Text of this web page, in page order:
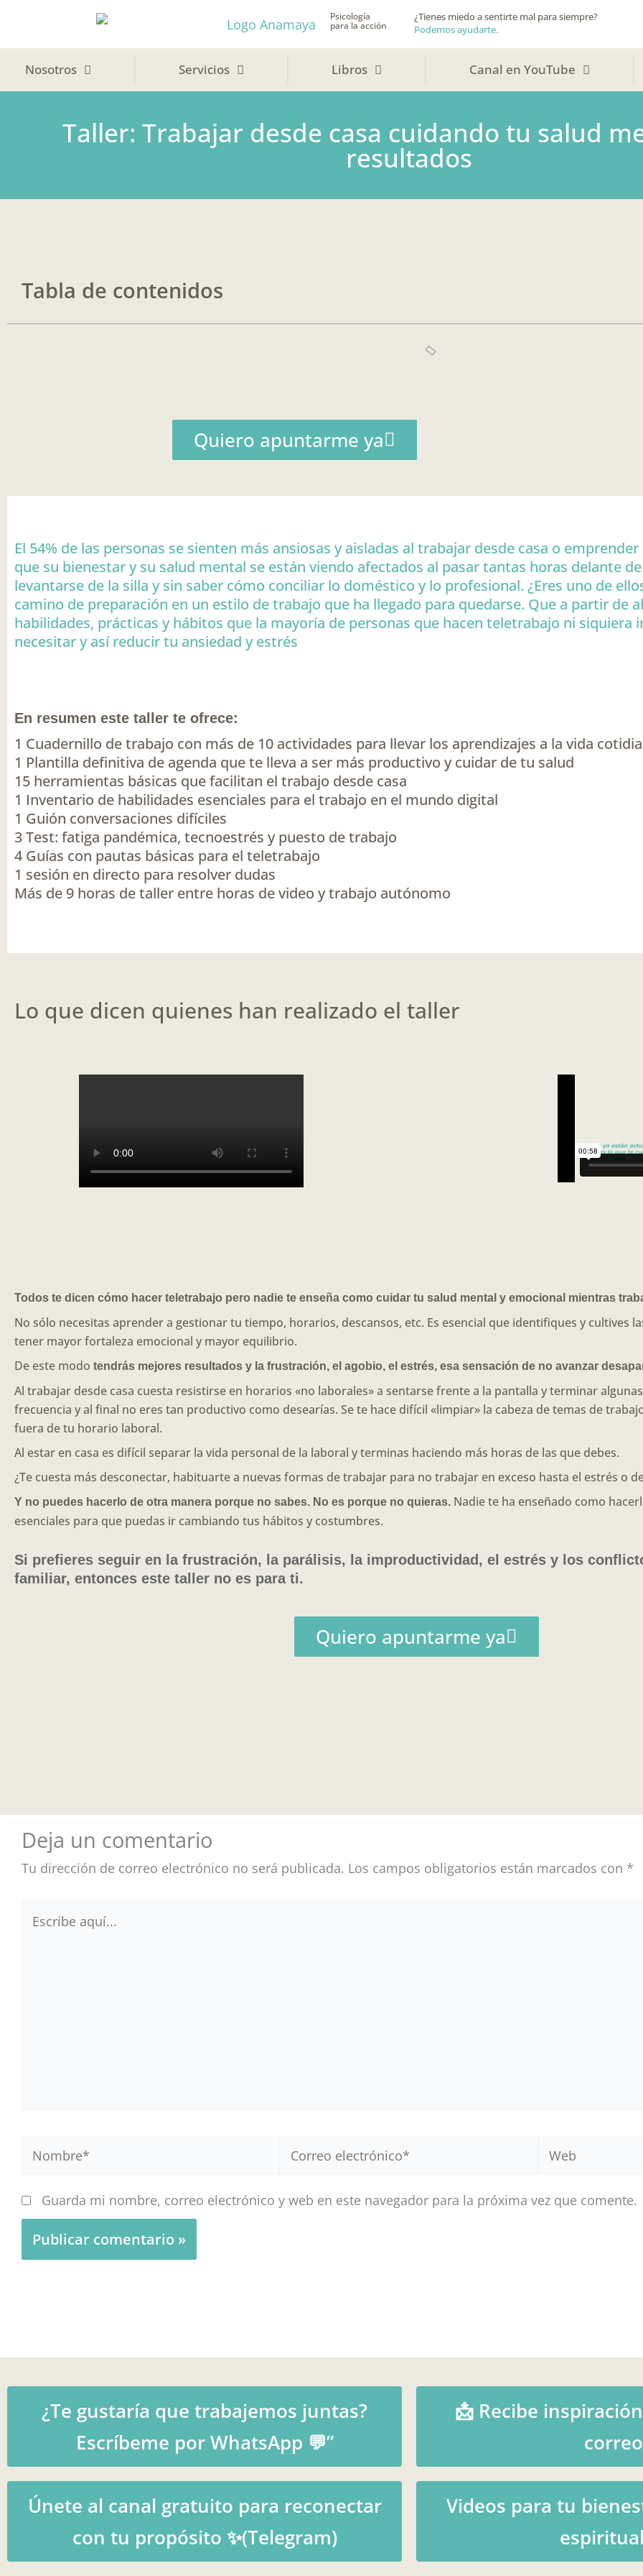
Psicología
para la acción
¿Tienes miedo a sentirte mal para siempre?
Podemos ayudarte.
Nosotros Servicios Libros Canal en YouTube
Taller: Trabajar desde casa cuidando tu salud
resultados
Tabla de contenidos
Quiero apuntarme ya
El 54% de las personas se sienten más ansiosas y aisladas al trabajar desde casa o emprender
que su bienestar y su salud mental se están viendo afectados al pasar tantas horas delante
levantarse de la silla y sin saber cómo conciliar lo doméstico y lo profesional. ¿Eres uno de
camino de preparación en un estilo de trabajo que ha llegado para quedarse. Que a partir de
habilidades, prácticas y hábitos que la mayoría de personas que hacen teletrabajo ni siquiera
necesitar y así reducir tu ansiedad y estrés
En resumen este taller te ofrece:
1 Cuadernillo de trabajo con más de 10 actividades para llevar los aprendizajes a la vida
1 Plantilla definitiva de agenda que te lleva a ser más productivo y cuidar de tu salud
15 herramientas básicas que facilitan el trabajo desde casa
1 Inventario de habilidades esenciales para el trabajo en el mundo digital
1 Guión conversaciones difíciles
3 Test: fatiga pandémica, tecnoestrés y puesto de trabajo
4 Guías con pautas básicas para el teletrabajo
1 sesión en directo para resolver dudas
Más de 9 horas de taller entre horas de video y trabajo autónomo
Lo que dicen quienes han realizado el taller
Todos te dicen cómo hacer teletrabajo pero nadie te enseña como cuidar tu salud mental y emocional mientras
No sólo necesitas aprender a gestionar tu tiempo, horarios, descansos, etc. Es esencial que identifiques y cultives
tener mayor fortaleza emocional y mayor equilibrio.
De este modo tendrás mejores resultados y la frustración, el agobio, el estrés, esa sensación de no avanzar
Al trabajar desde casa cuesta resistirse en horarios «no laborales» a sentarse frente a la pantalla y terminar
frecuencia y al final no eres tan productivo como desearías. Se te hace difícil «limpiar» la cabeza de temas de
fuera de tu horario laboral.
Al estar en casa es difícil separar la vida personal de la laboral y terminas haciendo más horas de las que debes.
¿Te cuesta más desconectar, habituarte a nuevas formas de trabajar para no trabajar en exceso hasta el estrés o
Y no puedes hacerlo de otra manera porque no sabes. No es porque no quieras. Nadie te ha enseñado como
esenciales para que puedas ir cambiando tus hábitos y costumbres.
Si prefieres seguir en la frustración, la parálisis, la improductividad, el estrés y los
familiar, entonces este taller no es para ti.
Quiero apuntarme ya
Deja un comentario
Tu dirección de correo electrónico no será publicada. Los campos obligatorios están marcados con *
Nombre*
Correo
Web
Guarda mi nombre, correo electrónico y web en este navegador para la próxima vez que comente.
¿Te gustaría que trabajemos juntas?
Escríbeme por WhatsApp 💬”
Únete al canal gratuito para reconectar
con tu propósito ✨(Telegram)
📩 Recibe
correo
Videos para tu